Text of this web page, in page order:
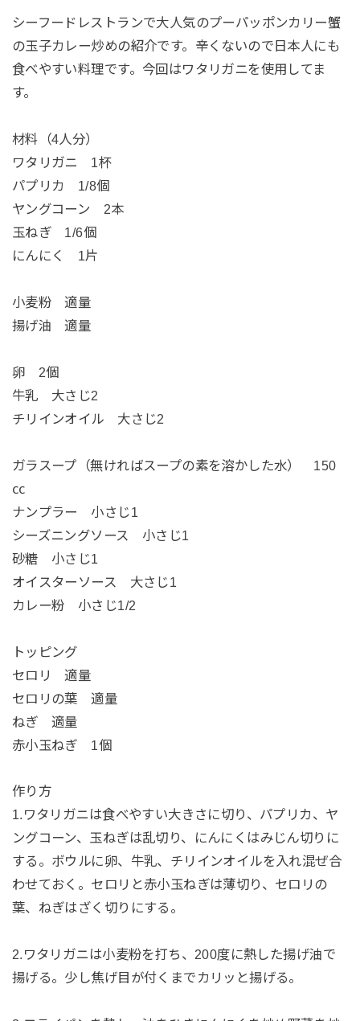
シーフードレストランで大人気のプーパッポンカリー蟹
の玉子カレー炒めの紹介です。辛くないので日本人にも
食べやすい料理です。今回はワタリガニを使用してま
す。
材料（4人分）
ワタリガニ 1杯
パプリカ 1/8個
ヤングコーン 2本
玉ねぎ 1/6個
にんにく 1片
小麦粉 適量
揚げ油 適量
卵 2個
牛乳 大さじ2
チリインオイル 大さじ2
ガラスープ（無ければスープの素を溶かした水） 150
㏄
ナンプラー 小さじ1
シーズニングソース 小さじ1
砂糖 小さじ1
オイスターソース 大さじ1
カレー粉 小さじ1/2
トッピング
セロリ 適量
セロリの葉 適量
ねぎ 適量
赤小玉ねぎ 1個
作り方
1.ワタリガニは食べやすい大きさに切り、パプリカ、ヤ
ングコーン、玉ねぎは乱切り、にんにくはみじん切りに
する。ボウルに卵、牛乳、チリインオイルを入れ混ぜ合
わせておく。セロリと赤小玉ねぎは薄切り、セロリの
葉、ねぎはざく切りにする。
2.ワタリガニは小麦粉を打ち、200度に熱した揚げ油で
揚げる。少し焦げ目が付くまでカリッと揚げる。